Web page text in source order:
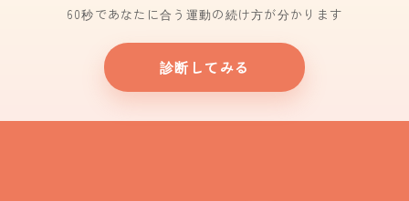
60秒であなたに合う運動の続け方が分かります
診断してみる